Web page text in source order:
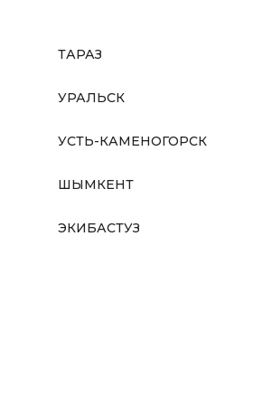
ТАРАЗ
УРАЛЬСК
УСТЬ-КАМЕНОГОРСК
ШЫМКЕНТ
ЭКИБАСТУЗ